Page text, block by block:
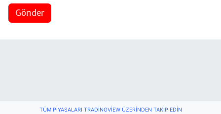
Gönder
TÜM PIYASALARI TRADINGVIEW ÜZERINDEN TAKIP EDIN